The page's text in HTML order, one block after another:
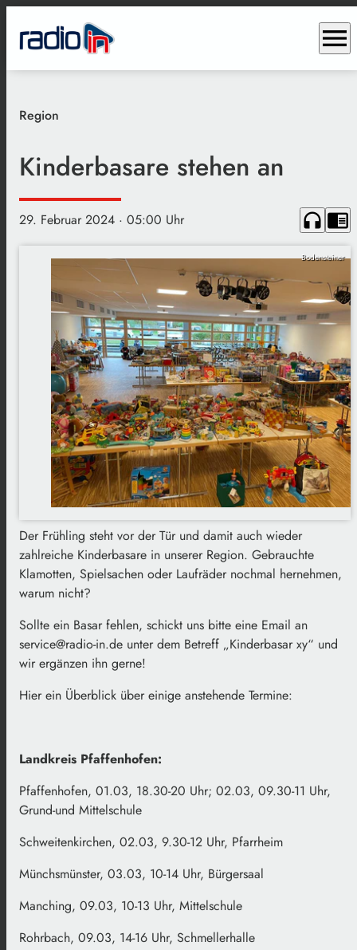
menu
Region
Kinderbasare stehen an
29. Februar 2024 · 05:00 Uhr headphones chrome_reader_mode
Bodensteiner
Der Frühling steht vor der Tür und damit auch wieder
zahlreiche Kinderbasare in unserer Region. Gebrauchte
Klamotten, Spielsachen oder Laufräder nochmal hernehmen,
warum nicht?
Sollte ein Basar fehlen, schickt uns bitte eine Email an
service@radio-in.de unter dem Betreff „Kinderbasar xy“ und
wir ergänzen ihn gerne!
Hier ein Überblick über einige anstehende Termine:
Landkreis Pfaffenhofen:
Pfaffenhofen, 01.03, 18.30-20 Uhr; 02.03, 09.30-11 Uhr,
Grund-und Mittelschule
Schweitenkirchen, 02.03, 9.30-12 Uhr, Pfarrheim
Münchsmünster, 03.03, 10-14 Uhr, Bürgersaal
Manching, 09.03, 10-13 Uhr, Mittelschule
Rohrbach, 09.03, 14-16 Uhr, Schmellerhalle